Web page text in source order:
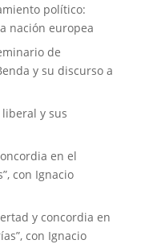
político:
nación europea
de
y su discurso a
liberal y sus
en el
con Ignacio
y concordia en
con Ignacio